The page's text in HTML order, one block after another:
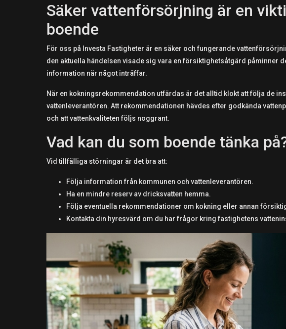
Säker vattenförsörjning är en
boende
För oss på Investa Fastigheter är en säker och fungerande
den aktuella händelsen visade sig vara en försiktighetsåtgärd påminner
information när något inträffar.
När en kokningsrekommendation utfärdas är det alltid klokt att följa de
vattenleverantören. Att rekommendationen hävdes efter godkända
och att vattenkvaliteten följs noggrant.
Vad kan du som boende tänka
Vid tillfälliga störningar är det bra att:
Följa information från kommunen och vattenleverantören.
Ha en mindre reserv av dricksvatten hemma.
Följa eventuella rekommendationer om kokning eller annan
Kontakta din hyresvärd om du har frågor kring fastighetens